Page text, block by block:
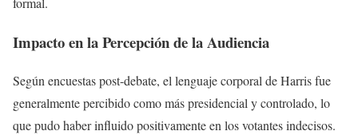
Impacto en la Percepción de la Audiencia
Según encuestas post-debate, el lenguaje corporal de Harris fue
generalmente percibido como más presidencial y controlado, lo
que pudo haber influido positivamente en los votantes indecisos.